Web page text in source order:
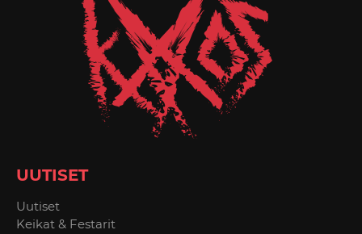
UUTISET
Uutiset
Keikat & Festarit